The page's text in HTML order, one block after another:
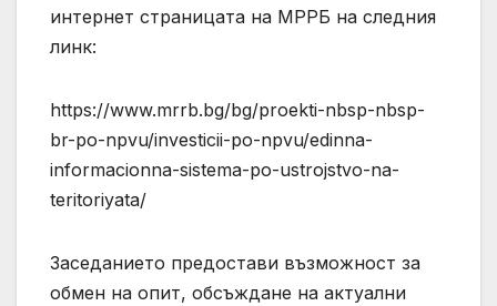
интернет страницата на МРРБ на следния
линк:
https://www.mrrb.bg/bg/proekti-nbsp-nbsp-
br-po-npvu/investicii-po-npvu/edinna-
informacionna-sistema-po-ustrojstvo-na-
teritoriyata/
Заседанието предостави възможност за
обмен на опит, обсъждане на актуални